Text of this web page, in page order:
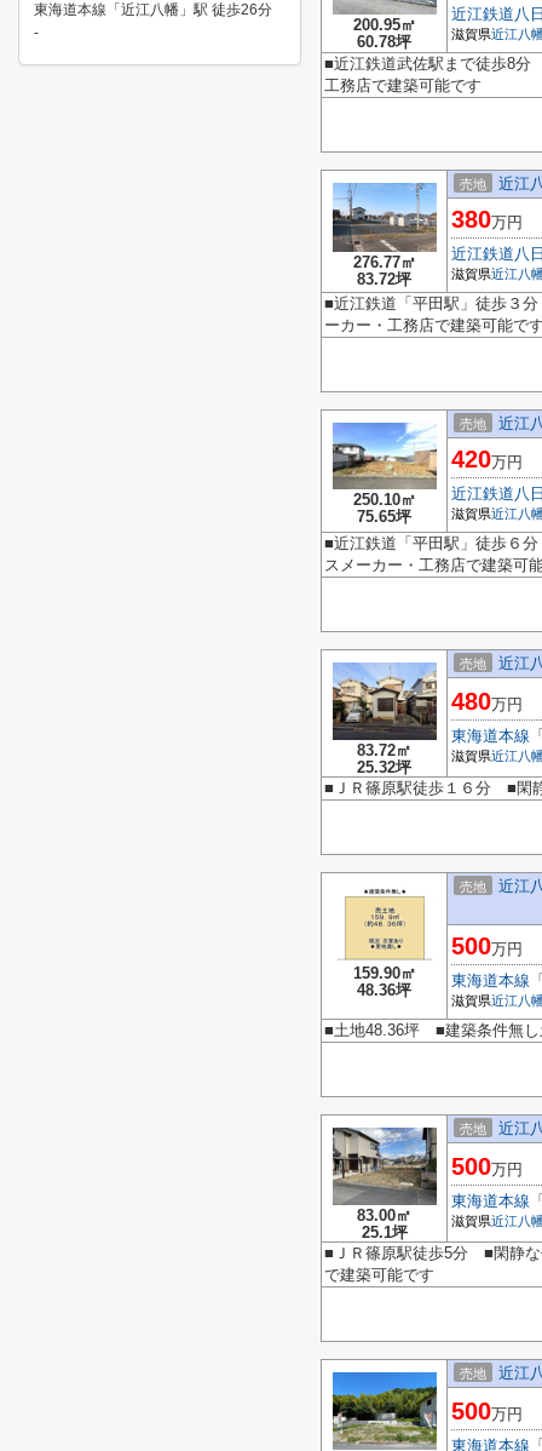
200.95㎡
60.78坪
近江鉄道八
滋賀県近江八
■近江鉄道武佐駅まで徒歩8
工務店で建築可能です
276.77㎡
83.72坪
売地 近江
380万円
近江鉄道八
滋賀県近江八
■近江鉄道「平田駅」徒歩３
ーカー・工務店で建築可能で
250.10㎡
75.65坪
売地 近江
420万円
近江鉄道八
滋賀県近江八
■近江鉄道「平田駅」徒歩６
スメーカー・工務店で建築可
83.72㎡
25.32坪
売地 近江
480万円
東海道本線
滋賀県近江八
■ＪＲ篠原駅徒歩１６分 ■閑
159.90㎡
48.36坪
売地 近江
500万円
東海道本線
滋賀県近江八
■土地48.36坪 ■建築条件無し
83.00㎡
25.1坪
売地 近江
500万円
東海道本線
滋賀県近江八
■ＪＲ篠原駅徒歩5分 ■閑静
で建築可能です
売地 近江
500万円
東海道本線
東海道本線「近江八幡」駅 徒歩26分
-